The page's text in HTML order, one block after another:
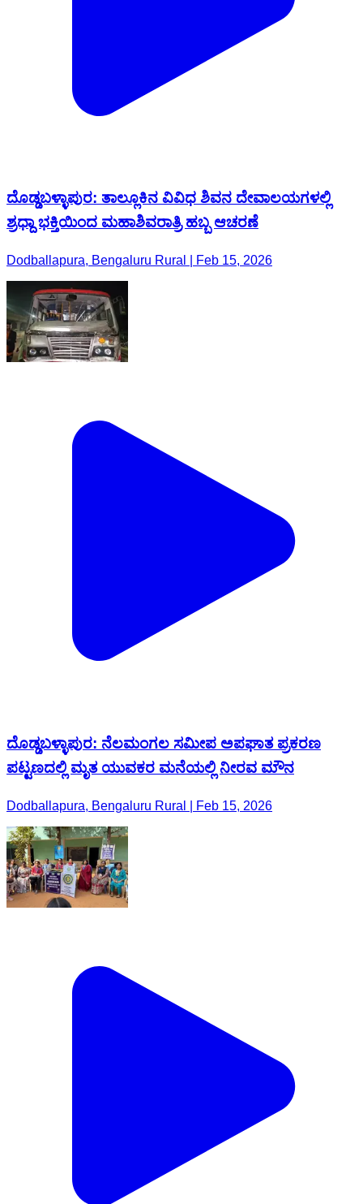
ದೊಡ್ಡಬಳ್ಳಾಪುರ: ತಾಲ್ಲೂಕಿನ ವಿವಿಧ ಶಿವನ ದೇವಾಲಯಗಳಲ್ಲಿ
ಶ್ರಧ್ದಾ ಭಕ್ತಿಯಿಂದ ಮಹಾಶಿವರಾತ್ರಿ ಹಬ್ಬ ಆಚರಣೆ
Dodballapura, Bengaluru Rural | Feb 15, 2026
ದೊಡ್ಡಬಳ್ಳಾಪುರ: ನೆಲಮಂಗಲ ಸಮೀಪ ಅಪಘಾತ ಪ್ರಕರಣ
ಪಟ್ಟಣದಲ್ಲಿ ಮೃತ ಯುವಕರ ಮನೆಯಲ್ಲಿ ನೀರವ ಮೌನ
Dodballapura, Bengaluru Rural | Feb 15, 2026